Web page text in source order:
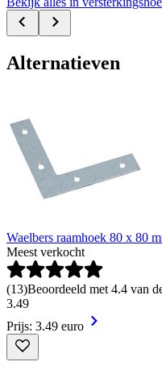
Alternatieven
Waelbers raamhoek 80 x 80
Meest verkocht
(13)Beoordeeld met 4.4 van
3.49
Prijs: 3.49 euro